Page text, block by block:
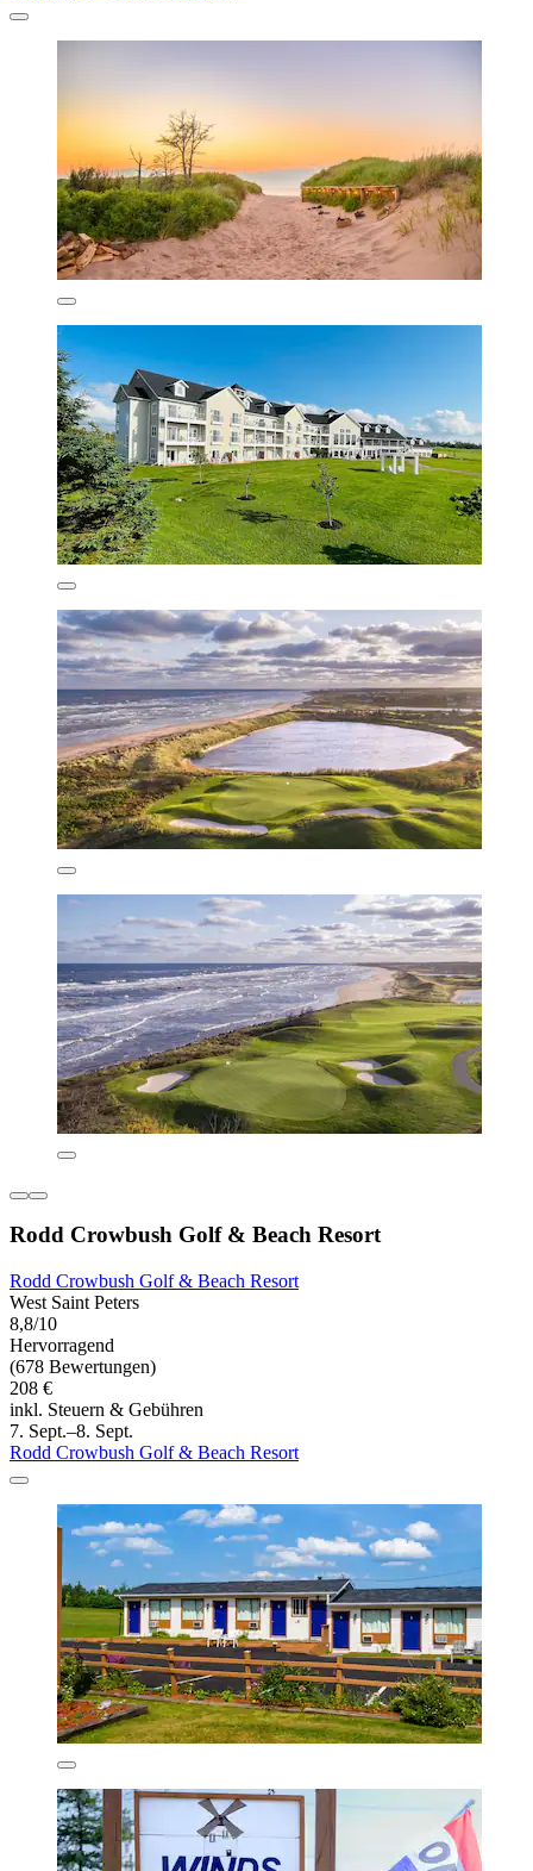
Rodd Crowbush Golf & Beach Resort
Rodd Crowbush Golf & Beach Resort
West Saint Peters
8,8/10
Hervorragend
(678 Bewertungen)
208 €
inkl. Steuern & Gebühren
7. Sept.–8. Sept.
Rodd Crowbush Golf & Beach Resort